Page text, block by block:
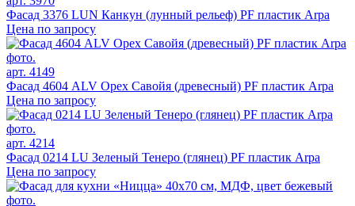
Фасад 3376 LUN Канкун (лунный рельеф) PF пластик Arpa
Цена по запросу
арт. 4149
Фасад 4604 ALV Орех Савойя (древесный) PF пластик Arpa
Цена по запросу
арт. 4214
Фасад 0214 LU Зеленый Тенеро (глянец) PF пластик Arpa
Цена по запросу